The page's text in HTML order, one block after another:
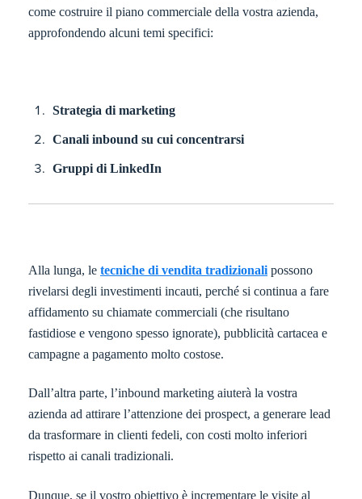
come costruire il piano commerciale della vostra azienda,
approfondendo alcuni temi specifici:
Strategia di marketing
Canali inbound su cui concentrarsi
Gruppi di LinkedIn
Alla lunga, le tecniche di vendita tradizionali possono
rivelarsi degli investimenti incauti, perché si continua a fare
affidamento su chiamate commerciali (che risultano
fastidiose e vengono spesso ignorate), pubblicità cartacea e
campagne a pagamento molto costose.
Dall’altra parte, l’inbound marketing aiuterà la vostra
azienda ad attirare l’attenzione dei prospect, a generare lead
da trasformare in clienti fedeli, con costi molto inferiori
rispetto ai canali tradizionali.
Dunque, se il vostro obiettivo è incrementare le visite al